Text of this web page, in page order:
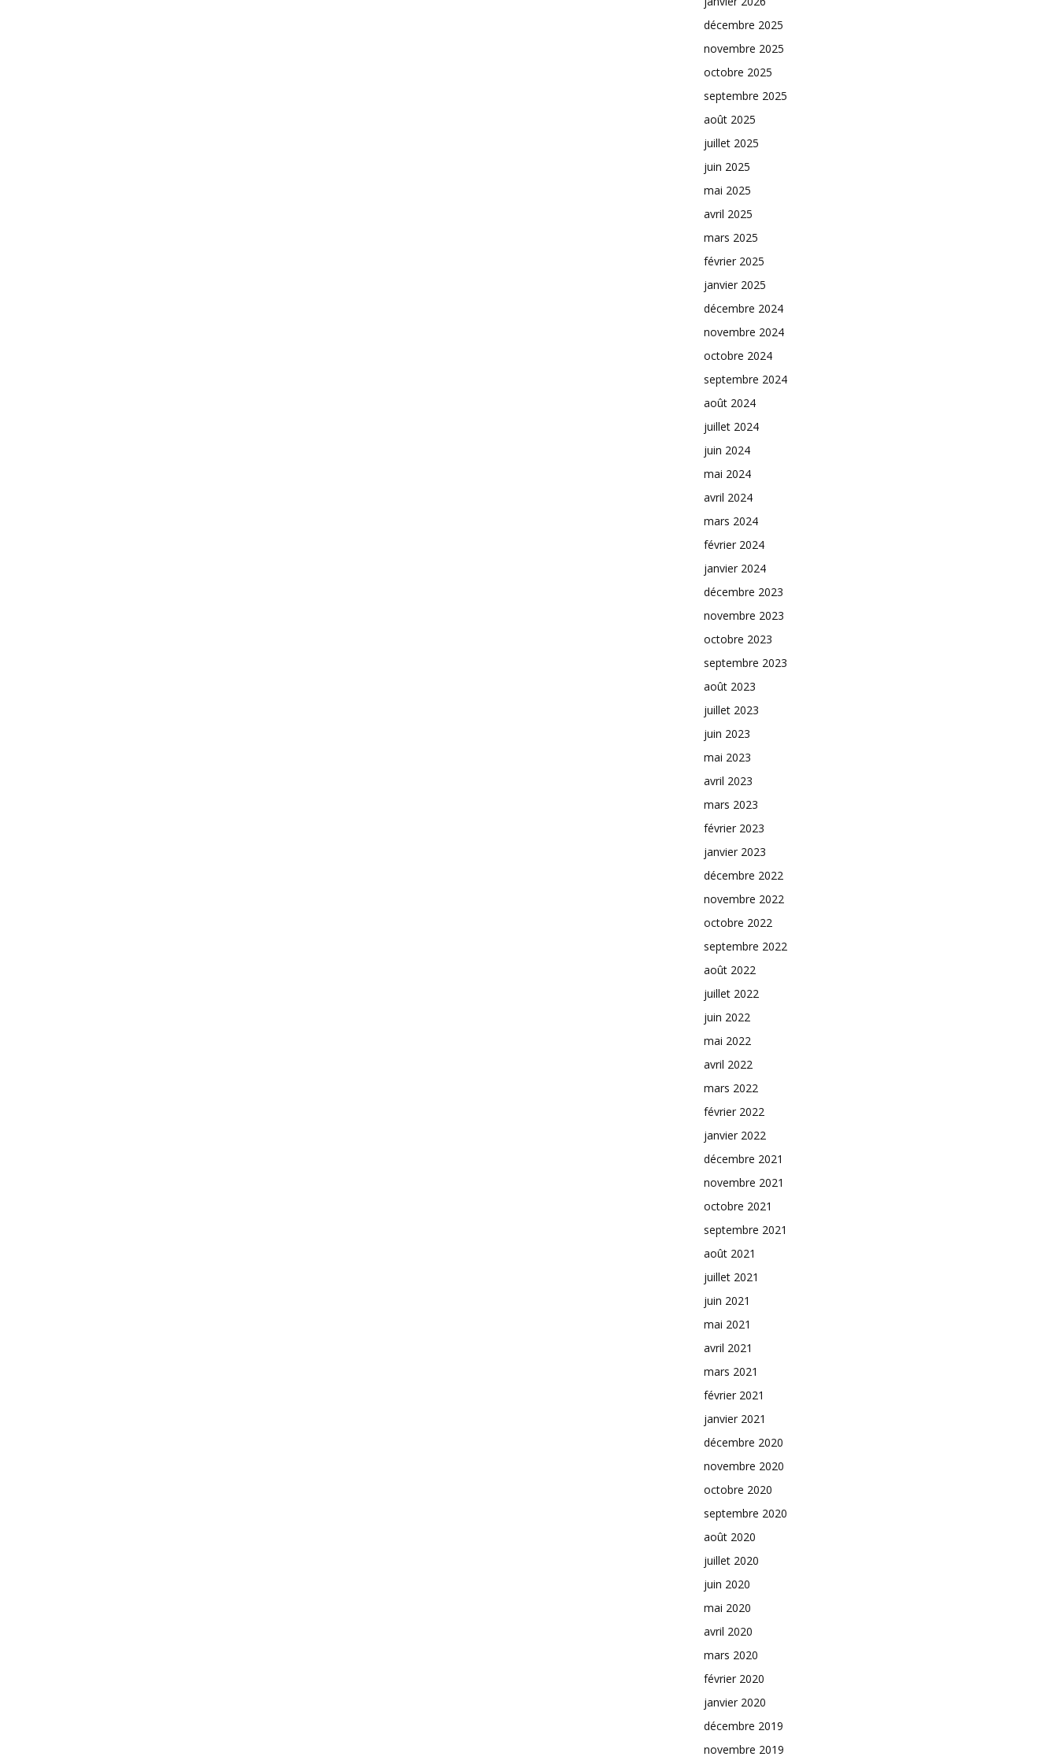
décembre 2025
novembre 2025
octobre 2025
septembre 2025
août 2025
juillet 2025
juin 2025
mai 2025
avril 2025
mars 2025
février 2025
janvier 2025
décembre 2024
novembre 2024
octobre 2024
septembre 2024
août 2024
juillet 2024
juin 2024
mai 2024
avril 2024
mars 2024
février 2024
janvier 2024
décembre 2023
novembre 2023
octobre 2023
septembre 2023
août 2023
juillet 2023
juin 2023
mai 2023
avril 2023
mars 2023
février 2023
janvier 2023
décembre 2022
novembre 2022
octobre 2022
septembre 2022
août 2022
juillet 2022
juin 2022
mai 2022
avril 2022
mars 2022
février 2022
janvier 2022
décembre 2021
novembre 2021
octobre 2021
septembre 2021
août 2021
juillet 2021
juin 2021
mai 2021
avril 2021
mars 2021
février 2021
janvier 2021
décembre 2020
novembre 2020
octobre 2020
septembre 2020
août 2020
juillet 2020
juin 2020
mai 2020
avril 2020
mars 2020
février 2020
janvier 2020
décembre 2019
novembre 2019